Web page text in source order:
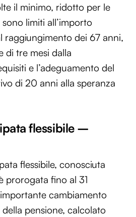
il minimo, ridotto per le
limiti all’importo
raggiungimento dei 67 anni,
di tre mesi dalla
e l’adeguamento del
di 20 anni alla speranza
flessibile –
flessibile, conosciuta
prorogata fino al 31
cambiamento
della pensione, calcolato